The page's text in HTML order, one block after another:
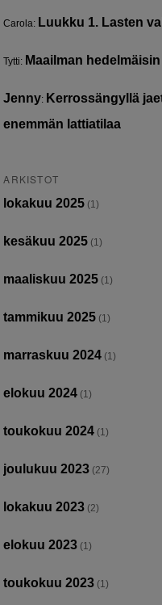
Carola: Luukku 1. Lasten
Tytti: Maailman
Jenny: Kerrossängyllä
enemmän lattiatilaa
ARKISTOT
lokakuu 2025 (1)
kesäkuu 2025 (1)
maaliskuu 2025 (1)
tammikuu 2025 (1)
marraskuu 2024 (1)
elokuu 2024 (1)
toukokuu 2024 (1)
joulukuu 2023 (27)
lokakuu 2023 (2)
elokuu 2023 (1)
toukokuu 2023 (1)